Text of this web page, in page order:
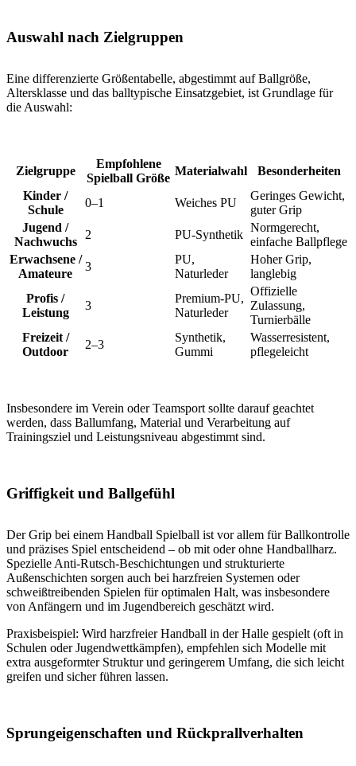
Auswahl nach Zielgruppen
Eine differenzierte Größentabelle, abgestimmt auf Ballgröße,
Altersklasse und das balltypische Einsatzgebiet, ist Grundlage für
die Auswahl:
Zielgruppe
Empfohlene
Spielball Größe
Materialwahl
Besonderheiten
Kinder /
Schule
0–1 Weiches PU
Geringes Gewicht,
guter Grip
Jugend /
Nachwuchs
2 PU-Synthetik
Normgerecht,
einfache Ballpflege
Erwachsene /
Amateure
3
PU,
Naturleder
Hoher Grip,
langlebig
Profis /
Leistung
3
Premium-PU,
Naturleder
Offizielle
Zulassung,
Turnierbälle
Freizeit /
Outdoor
2–3
Synthetik,
Gummi
Wasserresistent,
pflegeleicht
Insbesondere im Verein oder Teamsport sollte darauf geachtet
werden, dass Ballumfang, Material und Verarbeitung auf
Trainingsziel und Leistungsniveau abgestimmt sind.
Griffigkeit und Ballgefühl
Der Grip bei einem Handball Spielball ist vor allem für Ballkontrolle
und präzises Spiel entscheidend – ob mit oder ohne Handballharz.
Spezielle Anti-Rutsch-Beschichtungen und strukturierte
Außenschichten sorgen auch bei harzfreien Systemen oder
schweißtreibenden Spielen für optimalen Halt, was insbesondere
von Anfängern und im Jugendbereich geschätzt wird.
Praxisbeispiel: Wird harzfreier Handball in der Halle gespielt (oft in
Schulen oder Jugendwettkämpfen), empfehlen sich Modelle mit
extra ausgeformter Struktur und geringerem Umfang, die sich leicht
greifen und sicher führen lassen.
Sprungeigenschaften und Rückprallverhalten